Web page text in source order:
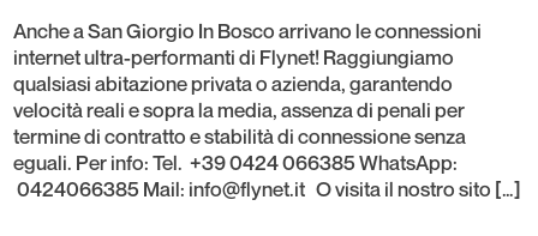
Anche a San Giorgio In Bosco arrivano le connessioni
internet ultra-performanti di Flynet! Raggiungiamo
qualsiasi abitazione privata o azienda, garantendo
velocità reali e sopra la media, assenza di penali per
termine di contratto e stabilità di connessione senza
eguali. Per info: Tel. +39 0424 066385 WhatsApp:
0424066385 Mail: info@flynet.it O visita il nostro sito […]